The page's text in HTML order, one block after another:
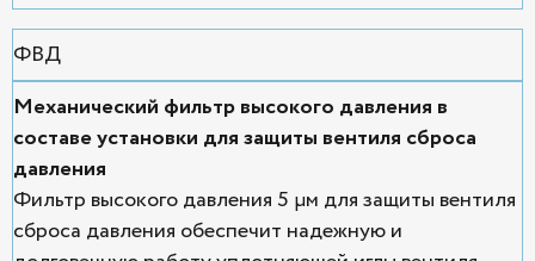
ФВД
Механический фильтр высокого давления в
составе установки для защиты вентиля сброса
давления
Фильтр высокого давления 5 μм для защиты вентиля
сброса давления обеспечит надежную и